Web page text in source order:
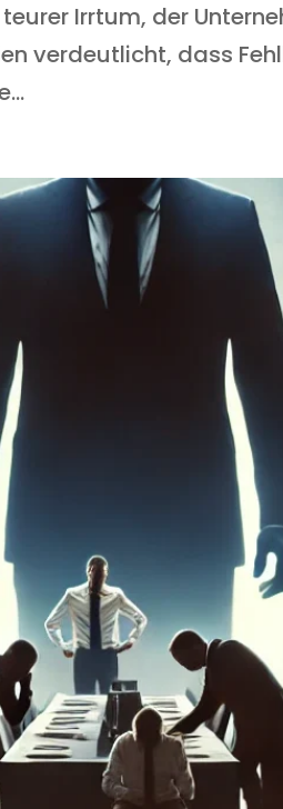
Irrtum, der
verdeutlicht, dass